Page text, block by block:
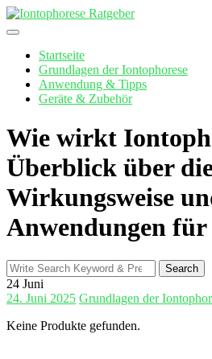
Skip
to
Startseite
Grundlagen der Iontophorese
Anwendung & Tipps
Geräte & Zubehör
Wie wirkt
Überblick über
Wirkungsweise
Anwendungen für
Search
for:
Search
24 Juni
24. Juni 2025 Grundlagen der
Keine Produkte gefunden.